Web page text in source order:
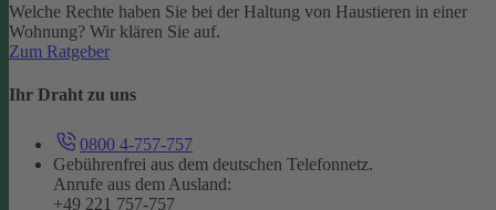
Welche Rechte haben Sie bei der Haltung von Haustieren in einer
Wohnung? Wir klären Sie auf.
Zum Ratgeber
Ihr Draht zu uns
0800 4-757-757
Gebührenfrei aus dem deutschen Telefonnetz.
Anrufe aus dem Ausland:
+49 221 757-757